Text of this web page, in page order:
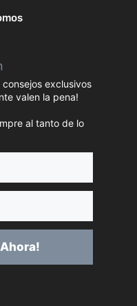
exclusivos
valen la pena!
al tanto de lo